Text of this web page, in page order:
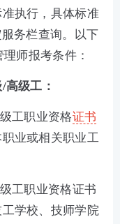
执行，具体标准
务栏查询。以下
师报考条件：
级工：
工职业资格证书
职业或相关职业工
工职业资格证书
工学校、技师学院